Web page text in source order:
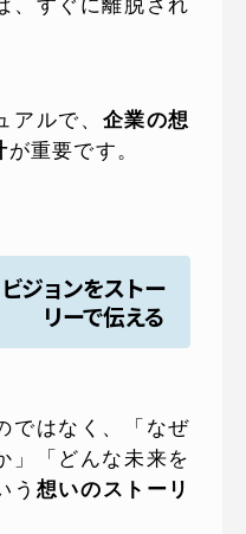
、すぐに離脱され
アルで、 企業の想
が重要です。
ジョンをストー
リーで伝える
ではなく、「なぜ
」「どんな未来を
う 想いのストーリ